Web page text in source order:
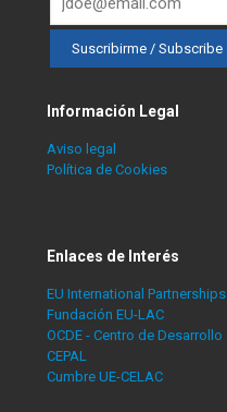
Información Legal
Aviso legal
Política de Cookies
Enlaces de Interés
EU International Partnerships
Fundación EU-LAC
OCDE - Centro de Desarrollo
CEPAL
Cumbre UE-CELAC